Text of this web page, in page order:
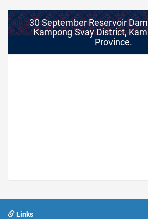
30 September Reservoir
Kampong Svay District,
Province.
Links